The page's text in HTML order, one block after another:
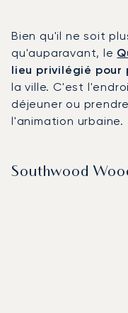
Bien qu'il ne soit
qu'auparavant, le
lieu privilégié
la ville. C'est
déjeuner ou
l'animation urbaine.
Southwood